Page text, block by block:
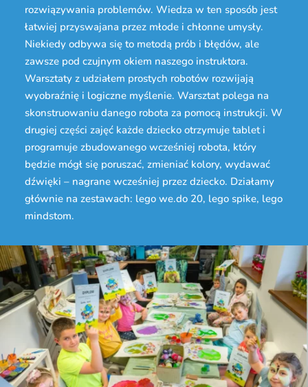
rozwiązywania problemów. Wiedza w ten sposób jest
łatwiej przyswajana przez młode i chłonne umysły.
Niekiedy odbywa się to metodą prób i błędów, ale
zawsze pod czujnym okiem naszego instruktora.
Warsztaty z udziałem prostych robotów rozwijają
wyobraźnię i logiczne myślenie. Warsztat polega na
skonstruowaniu danego robota za pomocą instrukcji. W
drugiej części zajęć każde dziecko otrzymuje tablet i
programuje zbudowanego wcześniej robota, który
będzie mógł się poruszać, zmieniać kolory, wydawać
dźwięki – nagrane wcześniej przez dziecko. Działamy
głównie na zestawach: lego we.do 20, lego spike, lego
mindstom.